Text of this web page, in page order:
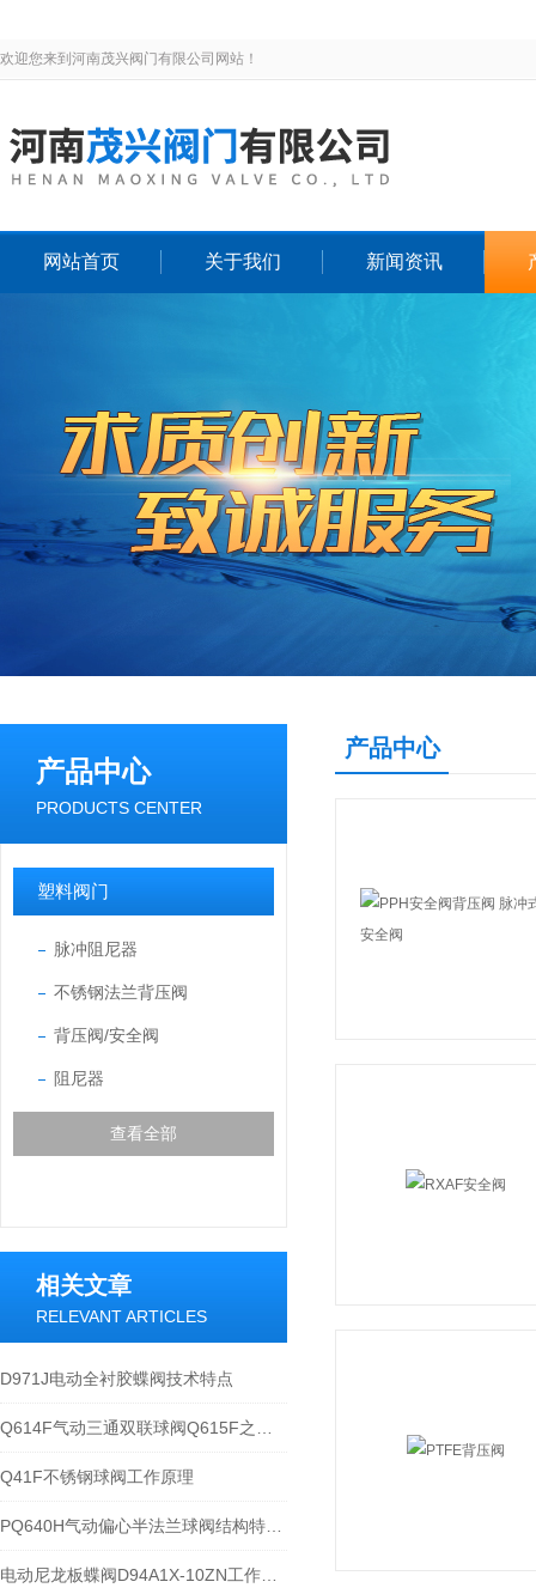
欢迎您来到河南茂兴阀门有限公司网站！
网站首页 关于我们 新闻资讯
产品中心
PRODUCTS CENTER
塑料阀门
脉冲阻尼器
不锈钢法兰背压阀
背压阀/安全阀
阻尼器
查看全部
相关文章
RELEVANT ARTICLES
D971J电动全衬胶蝶阀技术特点
Q41F不锈钢球阀工作原理
产品中心